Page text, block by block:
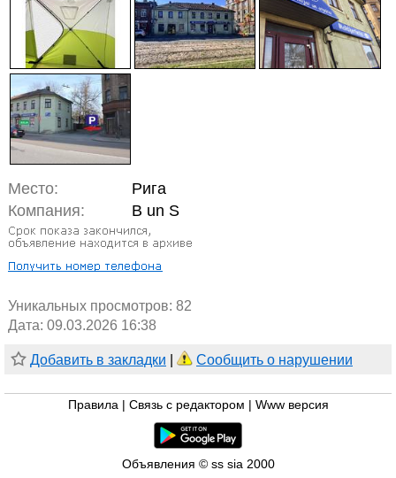
Место:
Рига
Компания:
B un S
Уникальных просмотров: 82
Дата: 09.03.2026 16:38
Добавить в закладки Сообщить о нарушении
Правила Связь с редактором Www версия
Объявления © ss sia 2000